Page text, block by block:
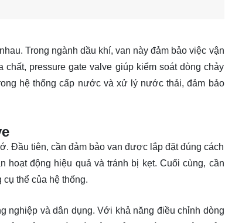
Trong ngành dầu khí, van này đảm bảo việc vận
pressure gate valve giúp kiểm soát dòng chảy
hệ thống cấp nước và xử lý nước thải, đảm bảo
Đầu tiên, cần đảm bảo van được lắp đặt đúng cách
hoạt động hiệu quả và tránh bị kẹt. Cuối cùng, cần
thể của hệ thống.
nghiệp và dân dụng. Với khả năng điều chỉnh dòng